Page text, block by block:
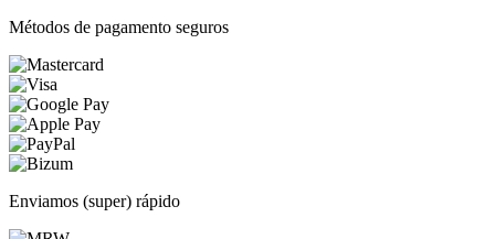
Métodos de pagamento seguros
Enviamos (super) rápido